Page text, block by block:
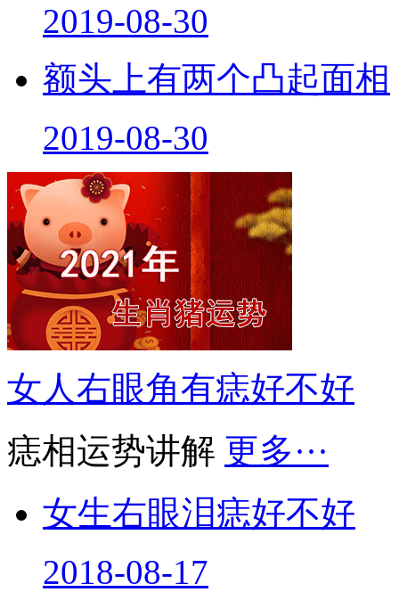
2019-08-30
额头上有两个凸起面相
2019-08-30
女人右眼角有痣好不好
痣相运势讲解 更多···
女生右眼泪痣好不好
2018-08-17